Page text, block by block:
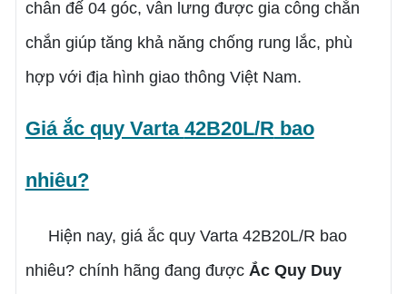
chân đế 04 góc, vân lưng được gia công chắn
chắn giúp tăng khả năng chống rung lắc, phù
hợp với địa hình giao thông Việt Nam.
Giá ắc quy Varta 42B20L/R bao
nhiêu?
Hiện nay, giá ắc quy Varta 42B20L/R bao
nhiêu? chính hãng đang được Ắc Quy Duy